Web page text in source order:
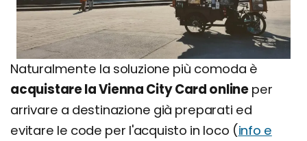
Naturalmente la soluzione più comoda è
acquistare la Vienna City Card online per
arrivare a destinazione già preparati ed
evitare le code per l'acquisto in loco (info e